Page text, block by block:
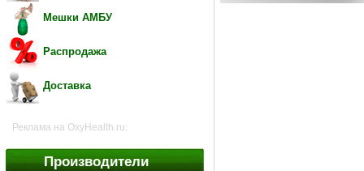
Мешки АМБУ
Распродажа
Доставка
Реклама на OxyHealth.ru:
Производители